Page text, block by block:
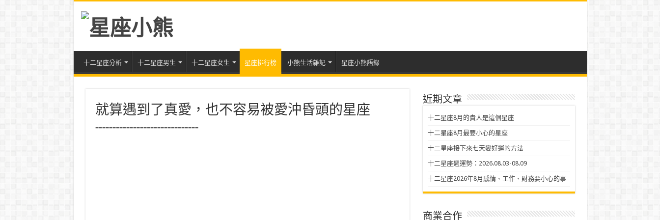
十二星座分析 十二星座男生 十二星座女生 星座排行榜 小熊生活雜記 星座小熊語錄
就算遇到了真愛，也不容易被愛沖昏頭的星座
==============================
近期文章
十二星座8月的貴人是這個星座
十二星座8月最要小心的星座
十二星座接下來七天變好運的方法
十二星座週運勢：2026.08.03-08.09
十二星座2026年8月感情、工作、財務要小心的事
商業合作